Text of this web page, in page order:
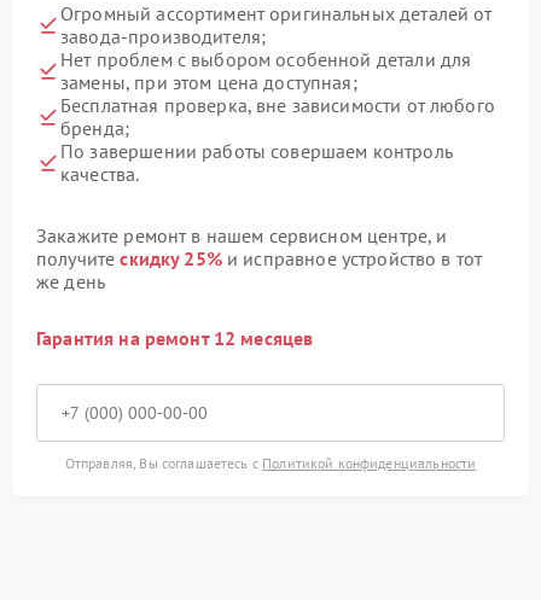
Огромный ассортимент оригинальных деталей от
завода-производителя;
Нет проблем с выбором особенной детали для
замены, при этом цена доступная;
Бесплатная проверка, вне зависимости от любого
бренда;
По завершении работы совершаем контроль
качества.
Закажите ремонт в нашем сервисном центре, и
получитескидку 25%и исправное устройство в тот
же день
Гарантия на ремонт 12 месяцев
Отправляя, Вы соглашаетесь с Политикой конфиденциальности